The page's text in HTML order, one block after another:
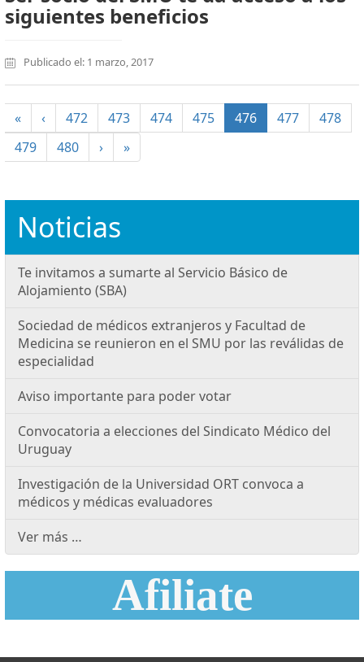
siguientes beneficios
Publicado el: 1 marzo, 2017
« ‹ 472 473 474 475 476(current)
477
478
479
480 › »
Noticias
Te invitamos a sumarte al Servicio Básico de
Alojamiento (SBA)
Sociedad de médicos extranjeros y Facultad de
Medicina se reunieron en el SMU por las reválidas de
especialidad
Aviso importante para poder votar
Convocatoria a elecciones del Sindicato Médico del
Uruguay
Investigación de la Universidad ORT convoca a
médicos y médicas evaluadores
Ver más …
Afiliate